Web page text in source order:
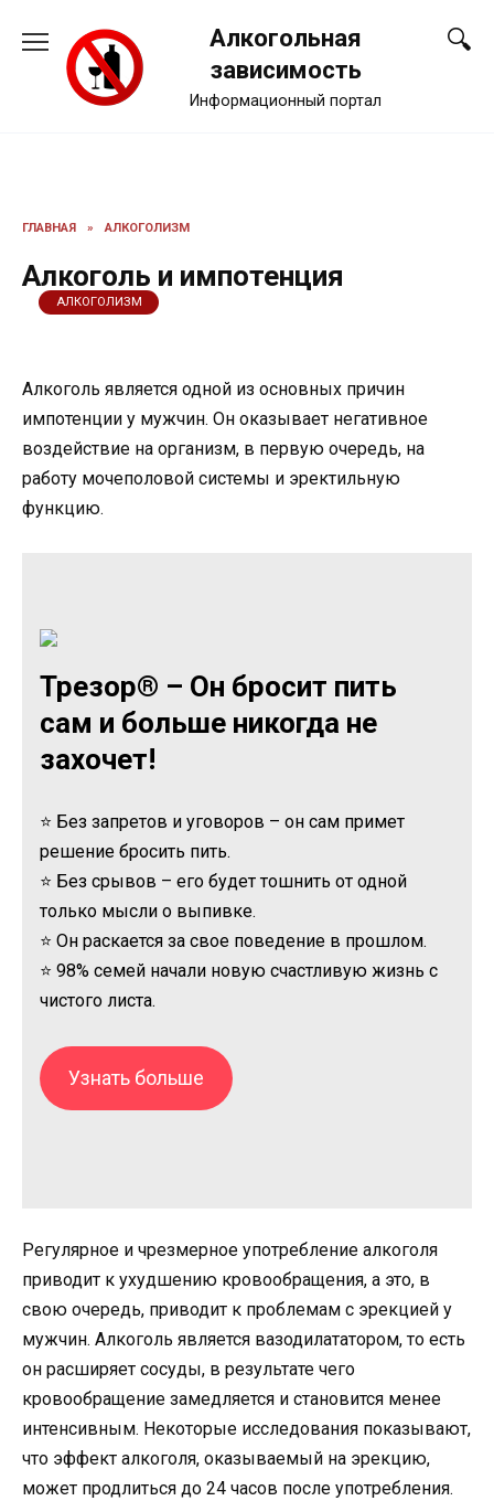
содержанию
Алкогольная
зависимость
Информационный портал
ГЛАВНАЯ » АЛКОГОЛИЗМ
Алкоголь и импотенция
АЛКОГОЛИЗМ
Алкоголь является одной из основных причин
импотенции у мужчин. Он оказывает негативное
воздействие на организм, в первую очередь, на
работу мочеполовой системы и эректильную
функцию.
Трезор® – Он бросит пить
сам и больше никогда не
захочет!
⭐ Без запретов и уговоров – он сам примет
решение бросить пить.
⭐ Без срывов – его будет тошнить от одной
только мысли о выпивке.
⭐ Он раскается за свое поведение в прошлом.
⭐ 98% семей начали новую счастливую жизнь с
чистого листа.
Узнать больше
Регулярное и чрезмерное употребление алкоголя
приводит к ухудшению кровообращения, а это, в
свою очередь, приводит к проблемам с эрекцией у
мужчин. Алкоголь является вазодилататором, то есть
он расширяет сосуды, в результате чего
кровообращение замедляется и становится менее
интенсивным. Некоторые исследования показывают,
что эффект алкоголя, оказываемый на эрекцию,
может продлиться до 24 часов после употребления.